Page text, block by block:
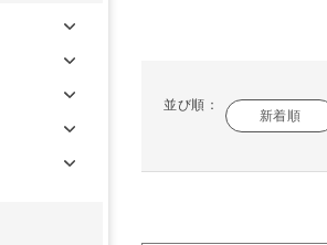
並び順：
新着順